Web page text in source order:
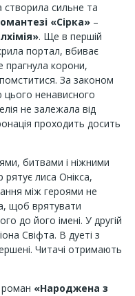
сильне та
«Сірка» –
. Ще в першій
портал, вбиває
корони,
За законом
ненависного
не залежала від
проходить досить
битвами і ніжними
лиса Онікса,
між героями не
щоб врятувати
до його імені. У другій
Свіфта. В дуеті з
Читачі отримають
«Народжена з